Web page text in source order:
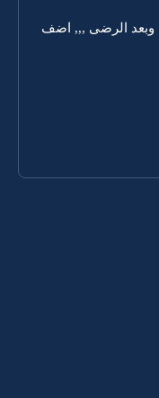
وبعد الرضى ,,, اضف